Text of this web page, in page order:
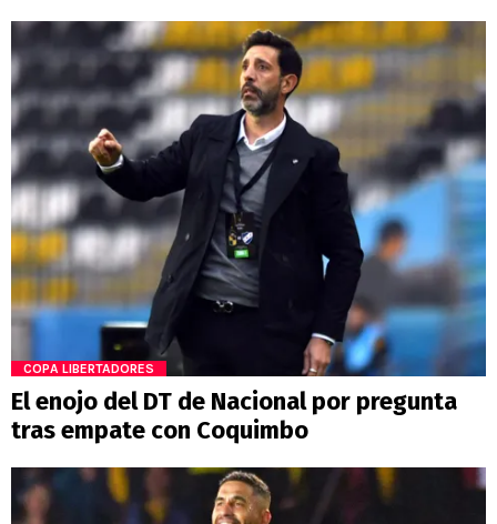
COPA LIBERTADORES
El enojo del DT de Nacional por pregunta
tras empate con Coquimbo